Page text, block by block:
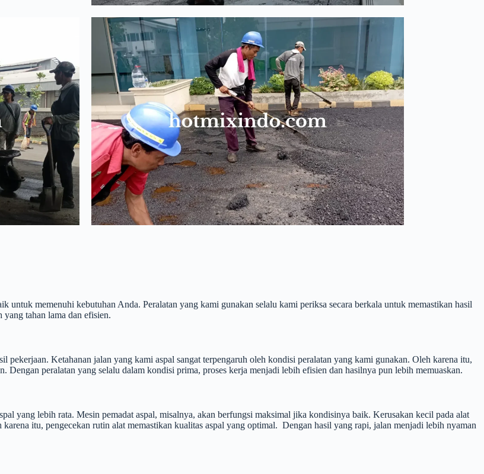
untuk memenuhi kebutuhan Anda. Peralatan yang kami gunakan selalu kami periksa secara berkala untuk memastikan hasil
tahan lama dan efisien.
pekerjaan. Ketahanan jalan yang kami aspal sangat terpengaruh oleh kondisi peralatan yang kami gunakan. Oleh karena itu,
Dengan peralatan yang selalu dalam kondisi prima, proses kerja menjadi lebih efisien dan hasilnya pun lebih memuaskan.
yang lebih rata. Mesin pemadat aspal, misalnya, akan berfungsi maksimal jika kondisinya baik. Kerusakan kecil pada alat
itu, pengecekan rutin alat memastikan kualitas aspal yang optimal. Dengan hasil yang rapi, jalan menjadi lebih nyaman